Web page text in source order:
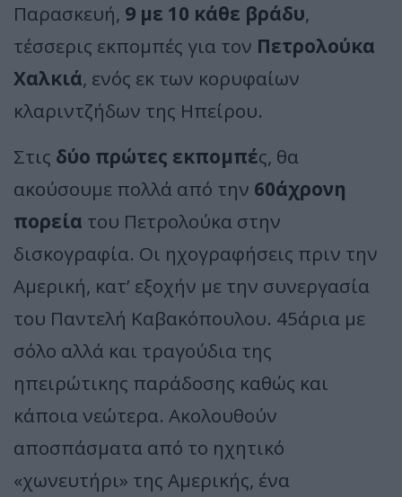
Παρασκευή, 9 με 10 κάθε βράδυ,
τέσσερις εκπομπές για τον Πετρολούκα
Χαλκιά, ενός εκ των κορυφαίων
κλαριντζήδων της Ηπείρου.
Στις δύο πρώτες εκπομπές, θα
ακούσουμε πολλά από την 60άχρονη
πορεία του Πετρολούκα στην
δισκογραφία. Οι ηχογραφήσεις πριν την
Αμερική, κατ’ εξοχήν με την συνεργασία
του Παντελή Καβακόπουλου. 45άρια με
σόλο αλλά και τραγούδια της
ηπειρώτικης παράδοσης καθώς και
κάποια νεώτερα. Ακολουθούν
αποσπάσματα από το ηχητικό
«χωνευτήρι» της Αμερικής, ένα